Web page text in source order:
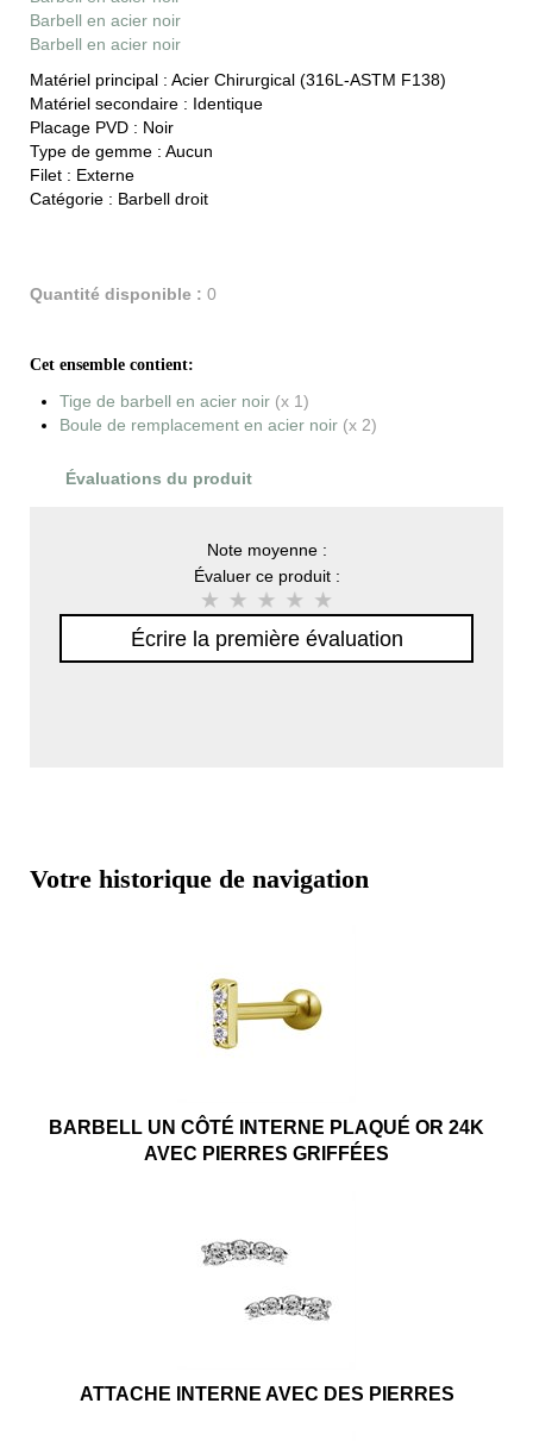
Barbell en acier noir
Barbell en acier noir
Matériel principal : Acier Chirurgical (316L-ASTM F138)
Matériel secondaire : Identique
Placage PVD : Noir
Type de gemme : Aucun
Filet : Externe
Catégorie : Barbell droit
Quantité disponible : 0
Cet ensemble contient:
Tige de barbell en acier noir (x 1)
Boule de remplacement en acier noir (x 2)
Évaluations du produit
Note moyenne :
Évaluer ce produit :
Écrire la première évaluation
Votre historique de navigation
BARBELL UN CÔTÉ INTERNE PLAQUÉ OR 24K
AVEC PIERRES GRIFFÉES
ATTACHE INTERNE AVEC DES PIERRES